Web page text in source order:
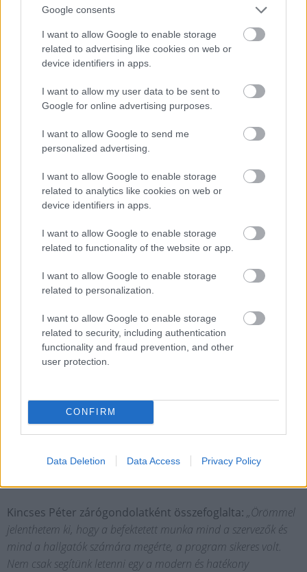
Google consents
I want to allow Google to enable storage
related to advertising like cookies on web or
device identifiers in apps.
I want to allow my user data to be sent to
Google for online advertising purposes.
I want to allow Google to send me
personalized advertising.
I want to allow Google to enable storage
related to analytics like cookies on web or
device identifiers in apps.
I want to allow Google to enable storage
related to functionality of the website or app.
I want to allow Google to enable storage
related to personalization.
I want to allow Google to enable storage
related to security, including authentication
functionality and fraud prevention, and other
user protection.
CONFIRM
Data Deletion Data Access Privacy Policy
A női diákok általánosságban arról beszéltek, hogy az
ágazatról ismert negatív sztereotípiák ellenére mindenki
előzékeny volt velük a terepen - a szakmunkások
megkérdezett diák kiemelte: hatalmas lehetőség volt
számukra, hogy ilyen léptékű projekteken szerezhettek
tapasztalatot.
A következő infrastruktúraépítő
generáció a Duna
Tehetséggondozáson találkozott
először
Kincses Péter zárógondolatként összefoglalta: „Örömmel
jelenthetem ki, hogy a befektetett munka mind a szervezők és
mind a hallgatók számára megérte, a program sikeres volt.
Nem csak segítünk letenni egy a modern és hatékony